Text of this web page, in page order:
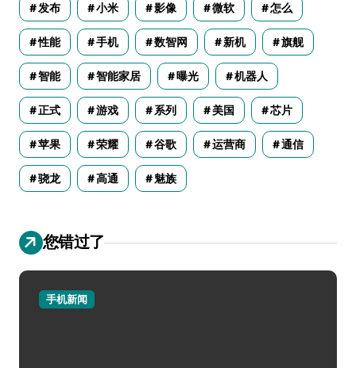
发布 小米 影像 微软 怎么
性能 手机 数智网 新机 旗舰
智能 智能家居 曝光 机器人
正式 游戏 系列 美国 芯片
苹果 荣耀 谷歌 运营商 通信
骁龙 高通 魅族
您错过了
手机新闻